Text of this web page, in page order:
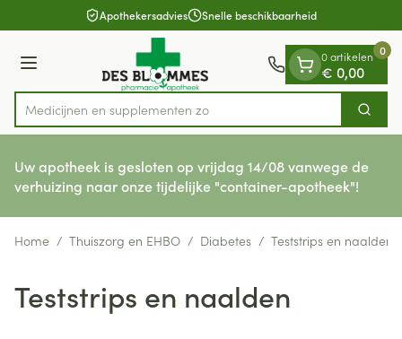
Ga naar de inhoudApothekersadvies Snelle beschikbaarheid
Menu
Product, merk, categorie...
Medicijn Zoek
0 artikelen
€ 0,00
0
Uw apotheek is gesloten op vrijdag 14/08 vanwege de
verhuizing naar onze tijdelijke "container-apotheek"!
Home / Thuiszorg en EHBO / Diabetes / Teststrips en naalden
Teststrips en naalden